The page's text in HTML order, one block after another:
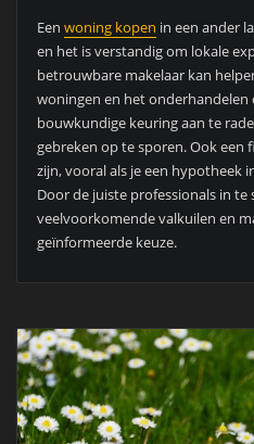
Een woning kopen in een ander
en het is verstandig om lokale
betrouwbare makelaar kan
woningen en het onderhandelen
bouwkundige keuring aan te
gebreken op te sporen. Ook een
zijn, vooral als je een hypotheek
Door de juiste professionals in te
veelvoorkomende valkuilen en
geïnformeerde keuze.